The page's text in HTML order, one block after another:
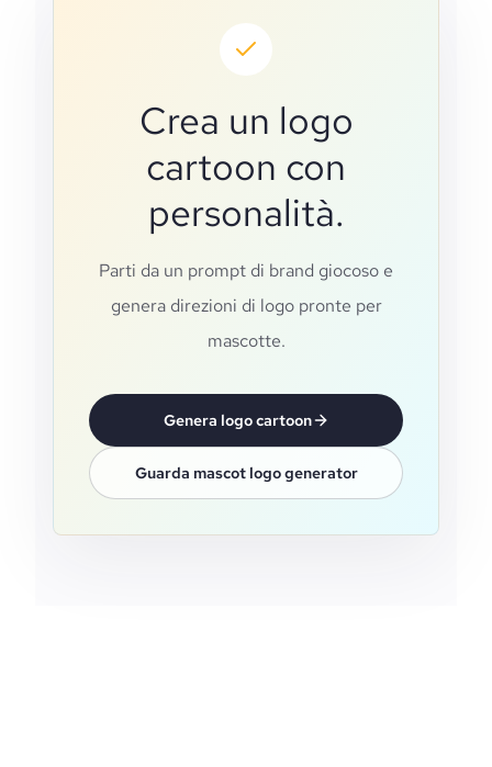
Crea un logo
cartoon con
personalità.
Parti da un prompt di brand giocoso e
genera direzioni di logo pronte per
mascotte.
Genera logo cartoon
Guarda mascot logo generator